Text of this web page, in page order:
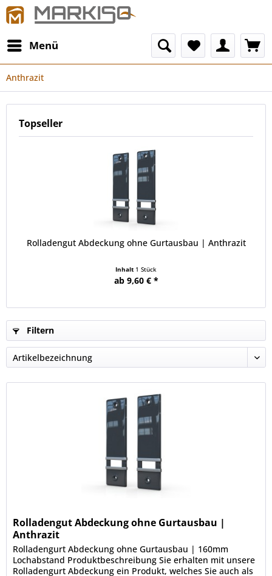
Menü
Anthrazit
Topseller
Rolladengut Abdeckung ohne Gurtausbau | Anthrazit
Inhalt 1 Stück
ab 9,60 € *
Filtern
Rolladengut Abdeckung ohne Gurtausbau |
Anthrazit
Rolladengurt Abdeckung ohne Gurtausbau | 160mm
Lochabstand Produktbeschreibung Sie erhalten mit unsere
Rolladengurt Abdeckung ein Produkt, welches Sie auch als